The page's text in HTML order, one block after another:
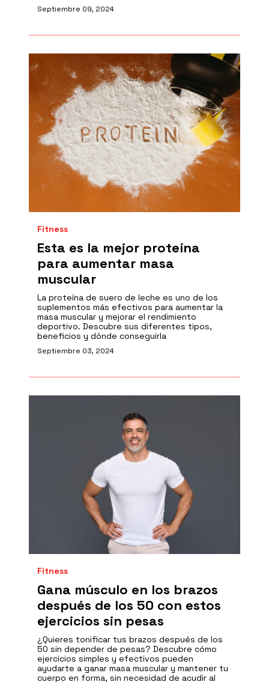
Septiembre 09, 2024
Fitness
Esta es la mejor proteína
para aumentar masa
muscular
La proteína de suero de leche es uno de los
suplementos más efectivos para aumentar la
masa muscular y mejorar el rendimiento
deportivo. Descubre sus diferentes tipos,
beneficios y dónde conseguirla
Septiembre 03, 2024
Fitness
Gana músculo en los brazos
después de los 50 con estos
ejercicios sin pesas
¿Quieres tonificar tus brazos después de los
50 sin depender de pesas? Descubre cómo
ejercicios simples y efectivos pueden
ayudarte a ganar masa muscular y mantener tu
cuerpo en forma, sin necesidad de acudir al